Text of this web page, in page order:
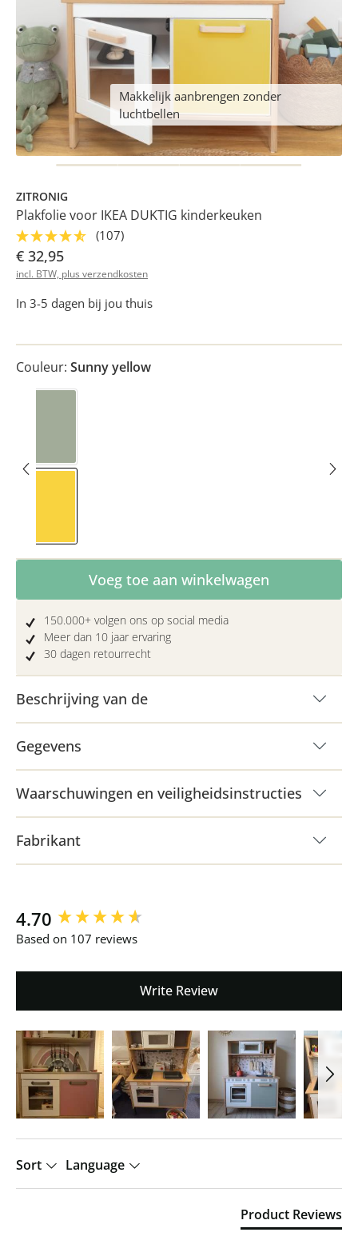
Makkelijk aanbrengen zonder
luchtbellen
ZITRONIG
Plakfolie voor IKEA DUKTIG kinderkeuken
(107)
€ 32,95
incl. BTW, plus verzendkosten
In 3-5 dagen bij jou thuis
Couleur: Sunny yellow
Producthoeveelheid: Voer de gewenste
Voeg toe aan winkelwagen
150.000+ volgen ons op social media
Meer dan 10 jaar ervaring
30 dagen retourrecht
Beschrijving van de
Gegevens
Waarschuwingen en veiligheidsinstructies
Fabrikant
4.70
Based on 107 reviews
Write Review
Sort Language
Product Reviews
New content loaded